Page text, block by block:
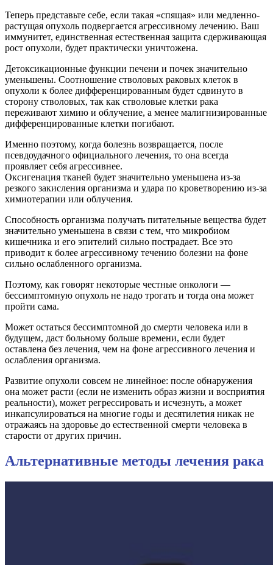
Теперь представьте себе, если такая «спящая» или медленно-
растущая опухоль подвергается агрессивному лечению. Bаш
иммунитет, единственная естественная защита сдерживающая
рост опухоли, будет практически уничтожена.
Детоксикационные функции печени и почек значительно
уменьшены. Соотношение стволовых раковых клеток в
опухоли к более дифференцированным будет сдвинуто в
сторону стволовых, так как стволовые клетки рака
переживают химию и облучение, а менее малигнизированные
дифференцированные клетки погибают.
Именно поэтому, когда болезнь возвращается, после
псевдоудачного официального лечения, то она всегда
проявляет себя агрессивнее.
Оксигенация тканей будет значительно уменьшена из-за
резкого закисления организма и удара по кроветворению из-за
химиотерапии или облучения.
Способность организма получать питательные вещества будет
значительно уменьшена в связи с тем, что микробиом
кишечника и его эпителий сильно пострадает. Все это
приводит к более агрессивному течению болезни на фоне
сильно ослабленного организма.
Поэтому, как говорят некоторые честные онкологи —
бессимптомную опухоль не надо трогать и тогда она может
пройти сама.
Может остаться бессимптомной до смерти человека или в
будущем, даст больному больше времени, если будет
оставлена без лечения, чем на фоне агрессивного лечения и
ослабления организма.
Развитие опухоли совсем не линейное: после обнаружения
она может расти (если не изменить образ жизни и восприятия
реальности), может регрессировать и исчезнуть, а может
инкапсулироваться на многие годы и десятилетия никак не
отражаясь на здоровье до естественной смерти человека в
старости от других причин.
Альтернативные методы лечения рака